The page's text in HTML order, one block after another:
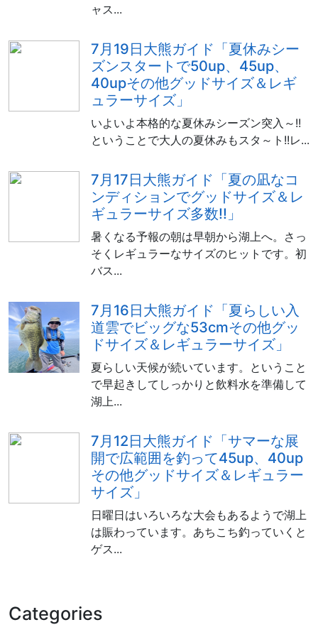
ャス...
7月19日大熊ガイド「夏休みシー
ズンスタートで50up、45up、
40upその他グッドサイズ＆レギ
ュラーサイズ」
いよいよ本格的な夏休みシーズン突入～!!
ということで大人の夏休みもスタ～ト!!レ...
7月17日大熊ガイド「夏の凪なコ
ンディションでグッドサイズ＆レ
ギュラーサイズ多数!!」
暑くなる予報の朝は早朝から湖上へ。さっ
そくレギュラーなサイズのヒットです。初
バス...
7月16日大熊ガイド「夏らしい入
道雲でビッグな53cmその他グッ
ドサイズ＆レギュラーサイズ」
夏らしい天候が続いています。ということ
で早起きしてしっかりと飲料水を準備して
湖上...
7月12日大熊ガイド「サマーな展
開で広範囲を釣って45up、40up
その他グッドサイズ＆レギュラー
サイズ」
日曜日はいろいろな大会もあるようで湖上
は賑わっています。あちこち釣っていくと
ゲス...
Categories